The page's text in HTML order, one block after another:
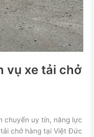
vụ xe tải chở
chuyển uy tín, năng lực
chở hàng tại Việt Đức